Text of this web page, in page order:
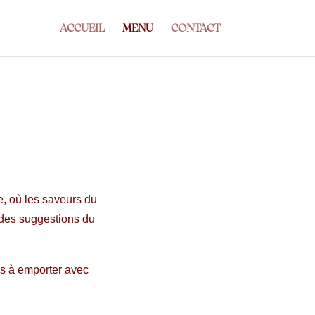
ACCUEIL MENU CONTACT
où les saveurs du
suggestions du
à emporter avec